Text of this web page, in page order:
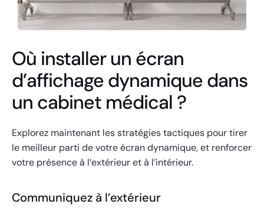
Où installer un écran
d’affichage dynamique dans
un cabinet médical ?
Explorez maintenant les stratégies tactiques pour tirer
le meilleur parti de votre écran dynamique, et renforcer
votre présence à l’extérieur et à l’intérieur.
Communiquez à l’extérieur